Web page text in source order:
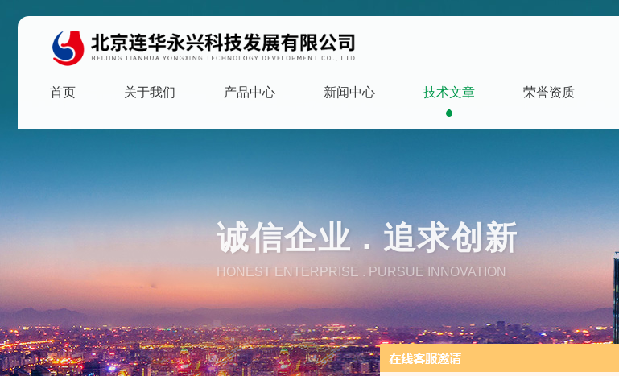
首页 关于我们 产品中心 新闻中心 技术文章 荣誉资质
诚信企业 . 追求创新
HONEST ENTERPRISE . PURSUE INNOVATION